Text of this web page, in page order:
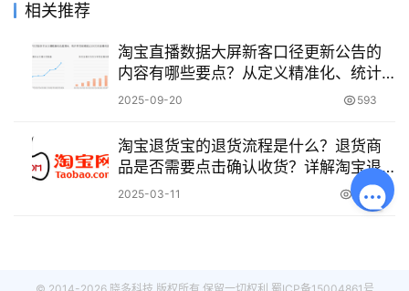
相关推荐
淘宝直播数据大屏新客口径更新公告的
内容有哪些要点？从定义精准化、统计
实时化到渠道精细化，提供数据学习与
2025-09-20 593
淘宝退货宝的退货流程是什么？退货商
品是否需要点击确认收货？详解淘宝退
货宝！
2025-03-11 4.2K